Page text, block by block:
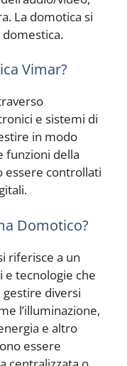
La domotica si
Vimar?
e sistemi di
in modo
funzioni della
essere controllati
Domotico?
riferisce a un
tecnologie che
diversi
l’illuminazione,
e altro
essere